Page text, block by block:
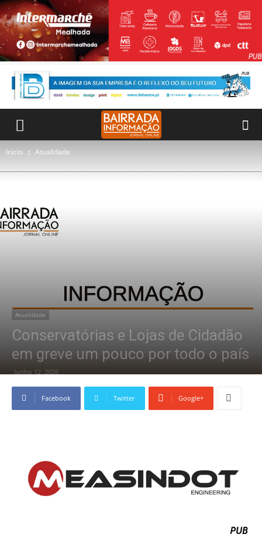
Inicio Atualidade
Atualidade
Conservatórias e Lojas de Cidadão
em greve um pouco por todo o país
Junho 12, 2026
Facebook Twitter Google+